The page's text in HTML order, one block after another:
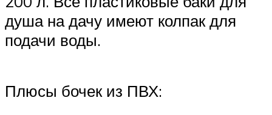
душа на дачу имеют колпак для
подачи воды.
Плюсы бочек из ПВХ: